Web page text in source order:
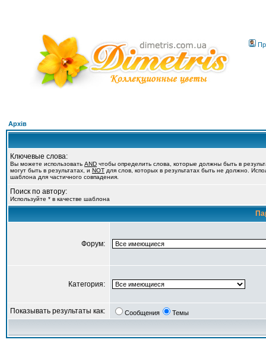
Архів
Ключевые слова:
Вы можете использовать AND чтобы определить слова, которые должны быть в
могут быть в результатах, и NOT для слов, которых в результатах быть не должно.
шаблона для частичного совпадения.
Поиск по автору:
Используйте * в качестве шаблона
Форум:
Категория:
Показывать результаты как: Сообщения Темы